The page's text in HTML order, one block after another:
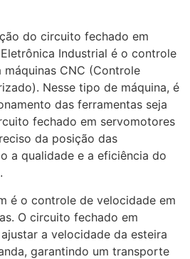
do circuito fechado em
Industrial é o controle
CNC (Controle
Nesse tipo de máquina, é
das ferramentas seja
fechado em servomotores
da posição das
a qualidade e a eficiência do
é o controle de velocidade em
O circuito fechado em
a velocidade da esteira
garantindo um transporte